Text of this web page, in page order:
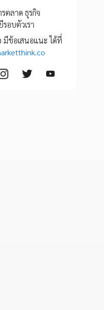
ตลาด ธุรกิจ
รอบตัวเรา
ข้อเสนอแนะ ได้ที่